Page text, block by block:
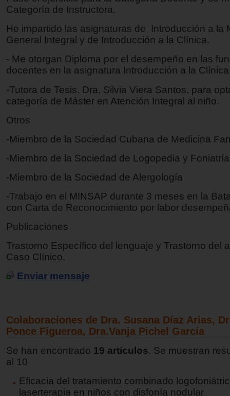
Categoría de Instructora.
He impartido las asignaturas de Introducción a la
General Integral y de Introducción a la Clínica.
- Me otorgan Diploma por el desempeño en las
docentes en la asignatura Introducción a la
-Tutora de Tesis. Dra. Silvia Viera Santos, para
categoría de Máster en Atención Integral al niño.
Otros
-Miembro de la Sociedad Cubana de Medicina
-Miembro de la Sociedad de Logopedia y Foniatría
-Miembro de la Sociedad de Alergología
-Trabajo en el MINSAP durante 3 meses en la
con Carta de Reconocimiento por labor
Publicaciones
Trastorno Específico del lenguaje y Trastorno del
Caso Clínico.
Enviar mensaje
Colaboraciones de Dra. Susana Díaz Arias,
Ponce Figueroa, Dra.Vanja Pichel García
Se han encontrado 19 artículos. Se muestran
al 10
Eficacia del tratamiento combinado
laserterapia en niños con disfonía nodular